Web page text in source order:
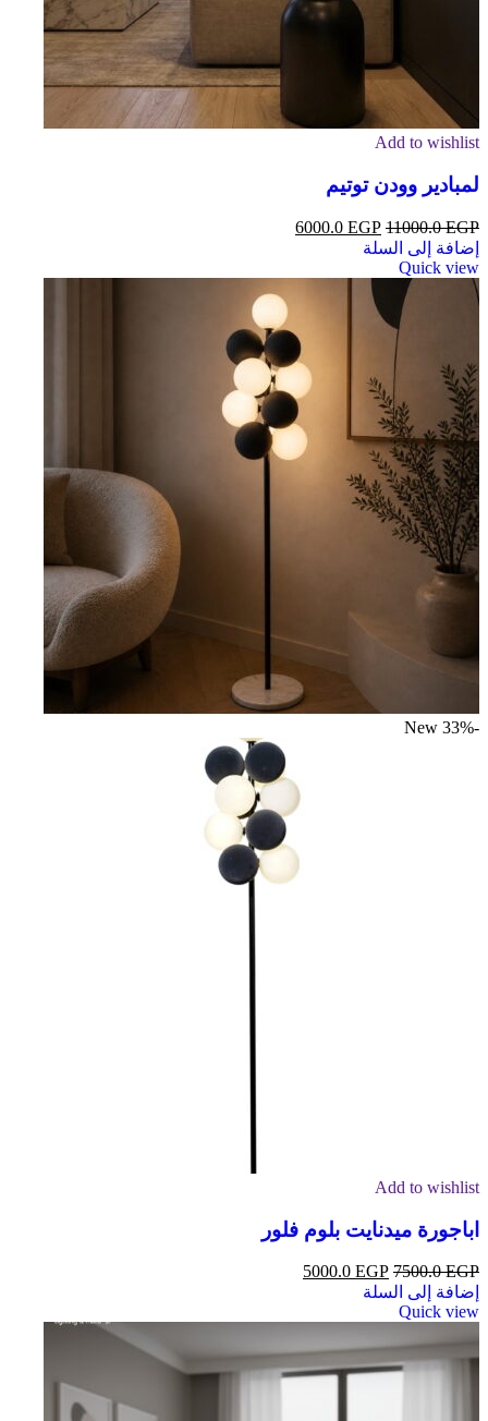
Add to wishlist
لمبادير وودن توتيم
11000.0EGP
6000.0 EGP
إضافة إلى السلة
Quick view
-33%
New
Add to wishlist
اباجورة ميدنايت بلوم فلور
7500.0EGP
5000.0 EGP
إضافة إلى السلة
Quick view